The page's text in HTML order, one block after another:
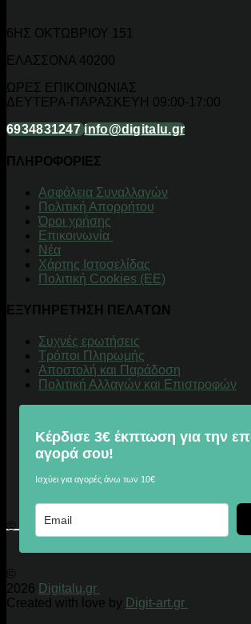
6ΗΣ ΟΚΤΩΒΡΙΟΥ 151
ΕΛΑΣΣΟΝΑ 40200
ΩΡΕΣ ΕΠΙΚΟΙΝΩΝΙΑΣ
ΔΕΥΤΕΡΑ-ΠΑΡΑΣΚΕΥΗ 09:00-17:00
6934831247 info@digitalu.gr
ΠΛΗΡΟΦΟΡΙΕΣ
Aσφάλεια Συναλλαγών
Πολιτική Απορρήτου
Όροι χρήσης
Επικοινωνία
Νέα
Χάρτης Ιστοσελίδας
Πολιτική Cookies (ΕΕ)
ΕΞΥΠΗΡΕΤΗΣΗ ΠΕΛΑΤΩΝ
Συχνές ερωτήσεις
Τρόποι Πληρωμής
Αποστολή και Παράδοση
Πολιτική Αλλαγών και Επιστροφών
Κέρδισε 3€ έκπτωση για την
αγορά σου!
Ισχύει για αγορές άνω των 10€
© 2026 Digitalu.gr
©
2026 Digitalu.gr
Created with love by Digit-art.gr